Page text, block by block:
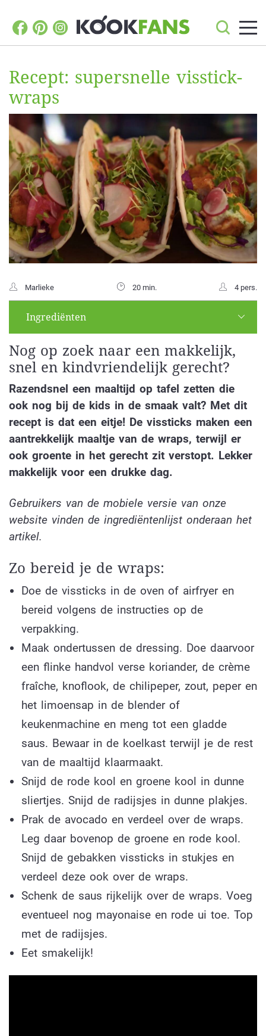
Recept: supersnelle visstick-
wraps
Marlieke 20 min. 4 pers.
Ingrediënten
Nog op zoek naar een makkelijk,
snel en kindvriendelijk gerecht?
Razendsnel een maaltijd op tafel zetten die
ook nog bij de kids in de smaak valt? Met dit
recept is dat een eitje! De vissticks maken een
aantrekkelijk maaltje van de wraps, terwijl er
ook groente in het gerecht zit verstopt. Lekker
makkelijk voor een drukke dag.
Gebruikers van de mobiele versie van onze
website vinden de ingrediëntenlijst onderaan het
artikel.
Zo bereid je de wraps:
Doe de vissticks in de oven of airfryer en
bereid volgens de instructies op de
verpakking.
Maak ondertussen de dressing. Doe daarvoor
een flinke handvol verse koriander, de crème
fraîche, knoflook, de chilipeper, zout, peper en
het limoensap in de blender of
keukenmachine en meng tot een gladde
saus. Bewaar in de koelkast terwijl je de rest
van de maaltijd klaarmaakt.
Snijd de rode kool en groene kool in dunne
sliertjes. Snijd de radijsjes in dunne plakjes.
Prak de avocado en verdeel over de wraps.
Leg daar bovenop de groene en rode kool.
Snijd de gebakken vissticks in stukjes en
verdeel deze ook over de wraps.
Schenk de saus rijkelijk over de wraps. Voeg
eventueel nog mayonaise en rode ui toe. Top
met de radijsjes.
Eet smakelijk!